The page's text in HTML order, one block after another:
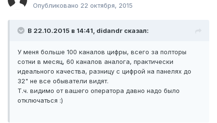
Опубликовано 22 октября, 2015
В 22.10.2015 в 14:41, didandr сказал:
У меня больше 100 каналов цифры, всего за полторы
сотни в месяц, 60 каналов аналога, практически
идеального качества, разницу с цифрой на панелях до
32" не все обыватели видят.
Т.ч. видимо от вашего оператора давно надо было
отключаться :)